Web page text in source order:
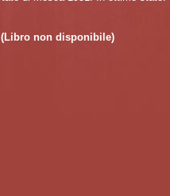
(Libro non disponibile)